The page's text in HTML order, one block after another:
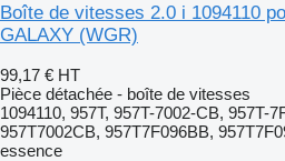
Boîte de vitesses 2.0 i 1094110
GALAXY (WGR)
99,17 € HT
Pièce détachée - boîte de vitesses
1094110, 957T, 957T-7002-CB, 957T-
957T7002CB, 957T7F096BB,
essence